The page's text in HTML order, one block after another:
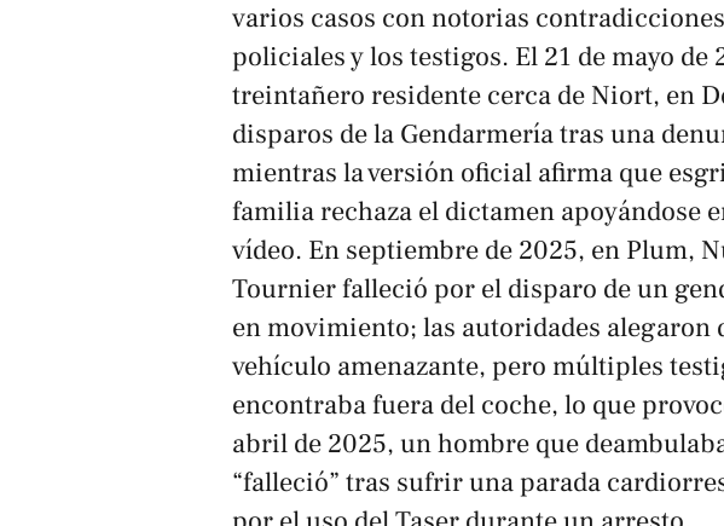
varios casos con notorias
policiales y los testigos. El 21 de mayo de
treintañero residente cerca de Niort, en
disparos de la Gendarmería tras una
mientras la versión oficial afirma que
familia rechaza el dictamen apoyándose
vídeo. En septiembre de 2025, en Plum,
Tournier falleció por el disparo de un
en movimiento; las autoridades alegaron
vehículo amenazante, pero múltiples
encontraba fuera del coche, lo que
abril de 2025, un hombre que
“falleció” tras sufrir una parada